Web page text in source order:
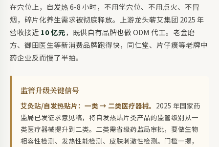
在穴位上，自发热 6-8 小时，不用学穴位、不用点火、不冒
烟，碎片化养生需求被彻底释放。上游龙头蕲艾集团 2025 年
营收接近 10 亿元，既供自有品牌也做 ODM 代工。老金磨
方、御田医生等新消费品牌跑得快，同仁堂、片仔癀等老牌中
药企业反而慢了半拍。
监管升级关键信号
艾灸贴/自发热贴片：一类 → 二类医疗器械。 2025 年国家药
监局已发征求意见稿，将自发热贴片类产品的监管级别从一
类医疗器械提升到二类。二类需省级药监局审批，要做生物
相容性检测、发热性能检测、皮肤刺激性检测。门槛一提，